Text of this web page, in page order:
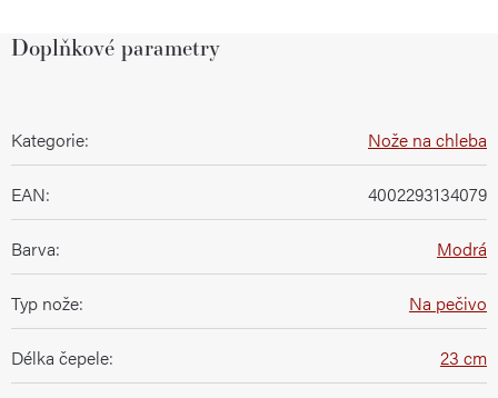
Doplňkové parametry
Kategorie: Nože na chleba
EAN: 4002293134079
Barva: Modrá
Typ nože: Na pečivo
Délka čepele: 23 cm